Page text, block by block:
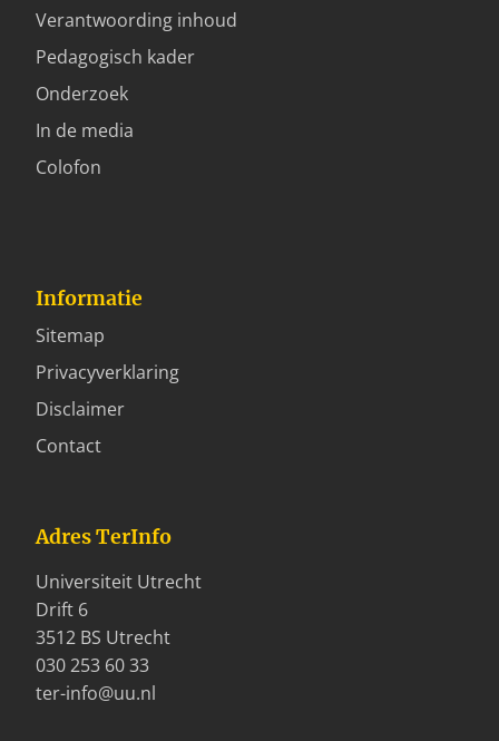
Verantwoording inhoud
Pedagogisch kader
Onderzoek
In de media
Colofon
Informatie
Sitemap
Privacyverklaring
Disclaimer
Contact
Adres TerInfo
Universiteit Utrecht
Drift 6
3512 BS Utrecht
030 253 60 33
ter-info@uu.nl